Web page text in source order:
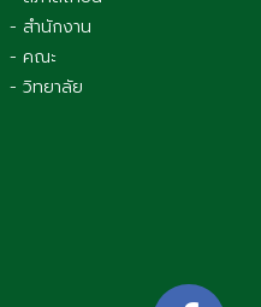
- สำนักงาน
- คณะ
- วิทยาลัย